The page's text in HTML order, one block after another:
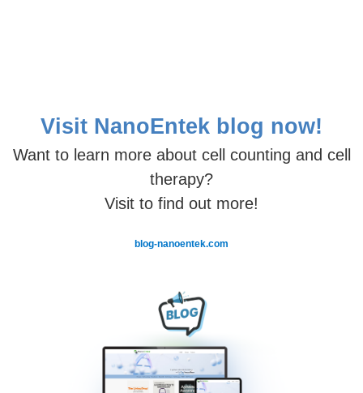
Visit NanoEntek blog now!
Want to learn more about cell counting and cell
therapy?
Visit to find out more!
blog-nanoentek.com